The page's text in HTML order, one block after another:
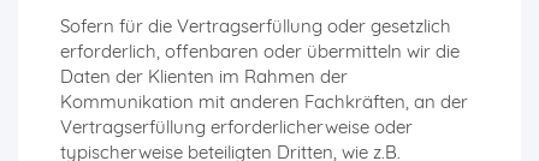
Sofern für die Vertragserfüllung oder gesetzlich
erforderlich, offenbaren oder übermitteln wir die
Daten der Klienten im Rahmen der
Kommunikation mit anderen Fachkräften, an der
Vertragserfüllung erforderlicherweise oder
typischerweise beteiligten Dritten, wie z.B.